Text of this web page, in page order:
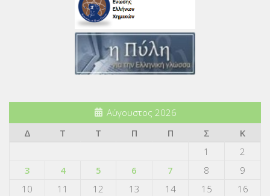
Αύγουστος 2026
Δ
Τ Τ Π Π Σ
Κ
1
2
3
4 5 6 7 8
9
10
11 12 13 14 15
16